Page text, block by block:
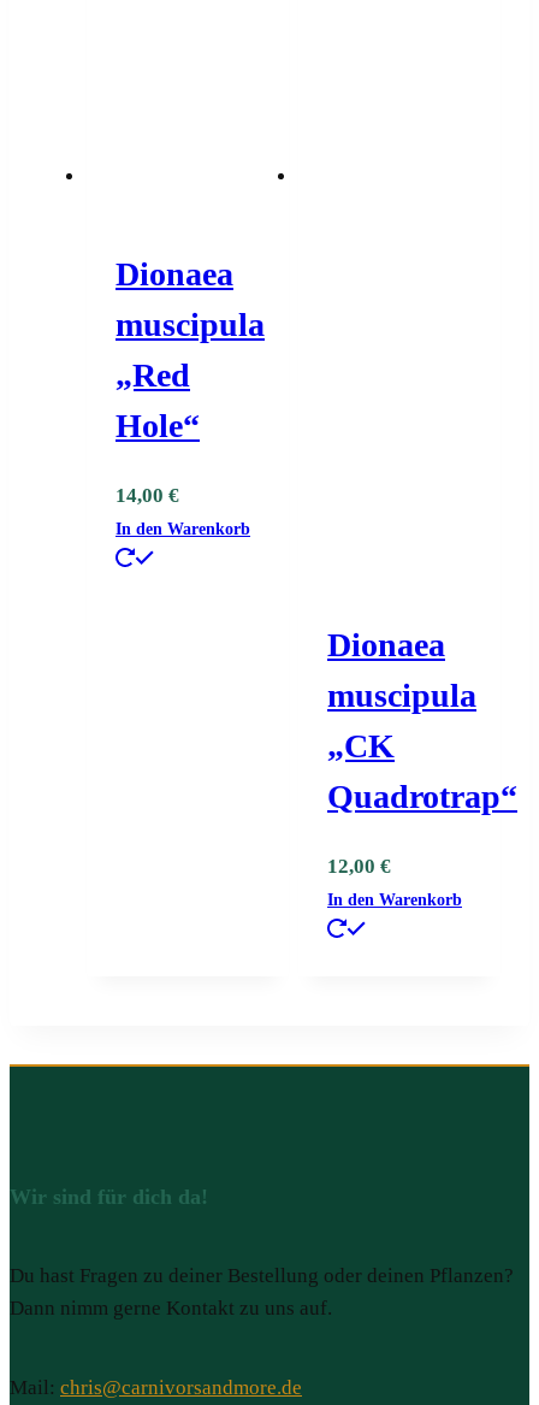
Dionaea
muscipula
„Red
Hole“
14,00 €
In den Warenkorb
Dionaea
muscipula
„CK
Quadrotrap“
12,00 €
In den Warenkorb
Wir sind für dich da!
Du hast Fragen zu deiner Bestellung oder deinen Pflanzen?
Dann nimm gerne Kontakt zu uns auf.
Mail: chris@carnivorsandmore.de